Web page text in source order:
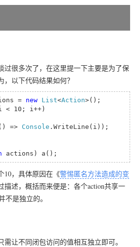
过很多次了，在这里提一下主要是为了保
以下代码结果如何？
= new List<Action
10; i++)
=>
Console .WriteLine(i));
10，具体原因在《警惕匿名方法造成的变
描述，概括而来便是：各个action共享一
不是独立的。
让不同闭包访问的值相互独立即可。